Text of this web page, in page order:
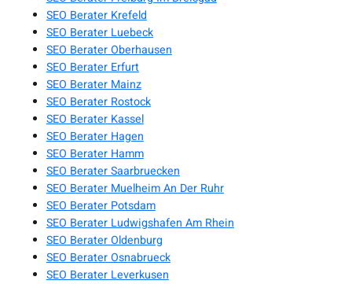
SEO Berater Krefeld
SEO Berater Luebeck
SEO Berater Oberhausen
SEO Berater Erfurt
SEO Berater Mainz
SEO Berater Rostock
SEO Berater Kassel
SEO Berater Hagen
SEO Berater Hamm
SEO Berater Saarbruecken
SEO Berater Muelheim An Der Ruhr
SEO Berater Potsdam
SEO Berater Ludwigshafen Am Rhein
SEO Berater Oldenburg
SEO Berater Osnabrueck
SEO Berater Leverkusen